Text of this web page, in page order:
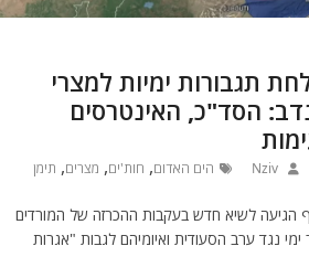
תגבורות ימיות למצרי
הסד"כ, האינטרסים
Nziv הים האדום, חות'ים, מצרים, תימן
הגיעה לשיא חדש בעקבות ההכרזה של המורדים
נגד ערב הסעודית ואיומיהם לגבות "אגרות